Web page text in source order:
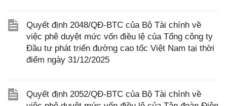
Quyết định 2048/QĐ-BTC của Bộ Tài chính về
việc phê duyệt mức vốn điều lệ của Tổng công ty
Đầu tư phát triển đường cao tốc Việt Nam tại thời
điểm ngày 31/12/2025
Quyết định 2052/QĐ-BTC của Bộ Tài chính về